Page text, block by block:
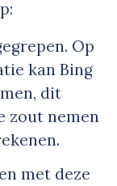
Op
kan Bing
dit
zout nemen
met deze